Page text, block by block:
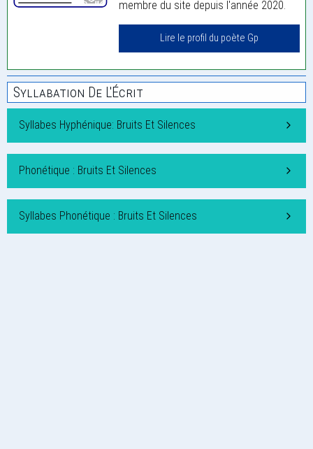
membre du site depuis l'année 2020.
Lire le profil du poète Gp
Syllabation De L'Écrit
Syllabes Hyphénique: Bruits Et Silences
Phonétique : Bruits Et Silences
Syllabes Phonétique : Bruits Et Silences